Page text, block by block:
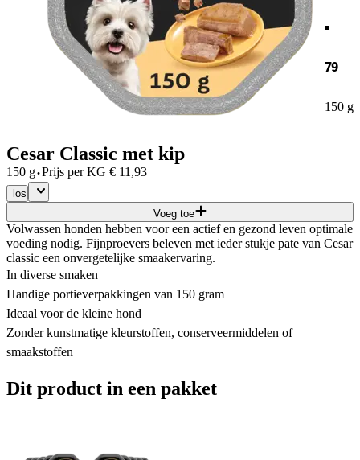
.
79
150 g
Cesar Classic met kip
150 g·Prijs per KG € 11,93
los
Voeg toe
Volwassen honden hebben voor een actief en gezond leven optimale
voeding nodig. Fijnproevers beleven met ieder stukje pate van Cesar
classic een onvergetelijke smaakervaring.
In diverse smaken
Handige portieverpakkingen van 150 gram
Ideaal voor de kleine hond
Zonder kunstmatige kleurstoffen, conserveermiddelen of
smaakstoffen
Dit product in een pakket